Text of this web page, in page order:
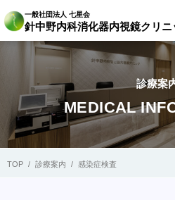
一般社団法人 七星会
針中野内科消化器内視鏡クリニ
診療案
MEDICAL
TOP 診療案内 感染症検査